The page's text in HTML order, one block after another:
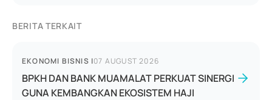
BERITA TERKAIT
EKONOMI BISNIS |07 AUGUST 2026
BPKH DAN BANK MUAMALAT PERKUAT SINERGI
GUNA KEMBANGKAN EKOSISTEM HAJI